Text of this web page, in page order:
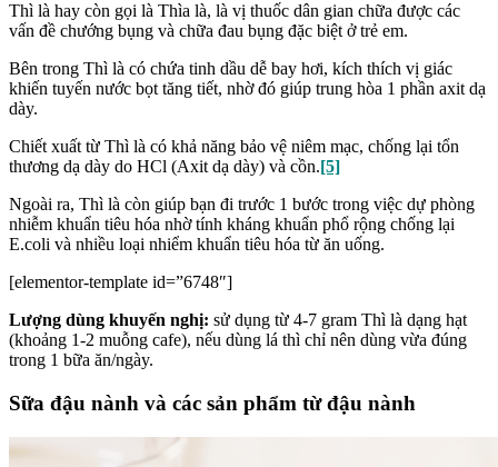
Thì là hay còn gọi là Thìa là, là vị thuốc dân gian chữa được các
vấn đề chướng bụng và chữa đau bụng đặc biệt ở trẻ em.
Bên trong Thì là có chứa tinh dầu dễ bay hơi, kích thích vị giác
khiến tuyến nước bọt tăng tiết, nhờ đó giúp trung hòa 1 phần axit dạ
dày.
Chiết xuất từ Thì là có khả năng bảo vệ niêm mạc, chống lại tổn
thương dạ dày do HCl (Axit dạ dày) và cồn.[5]
Ngoài ra, Thì là còn giúp bạn đi trước 1 bước trong việc dự phòng
nhiễm khuẩn tiêu hóa nhờ tính kháng khuẩn phổ rộng chống lại
E.coli và nhiều loại nhiểm khuẩn tiêu hóa từ ăn uống.
[elementor-template id=”6748″]
Lượng dùng khuyến nghị: sử dụng từ 4-7 gram Thì là dạng hạt
(khoảng 1-2 muỗng cafe), nếu dùng lá thì chỉ nên dùng vừa đúng
trong 1 bữa ăn/ngày.
Sữa đậu nành và các sản phẩm từ đậu nành